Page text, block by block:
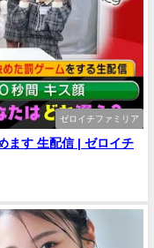
ゼロイチファミリア
ます 生配信 | ゼロイチ